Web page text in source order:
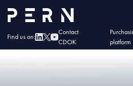
Find us on:
Contact
CDOK
platform
Home »IMG – PERN: kolejne działania